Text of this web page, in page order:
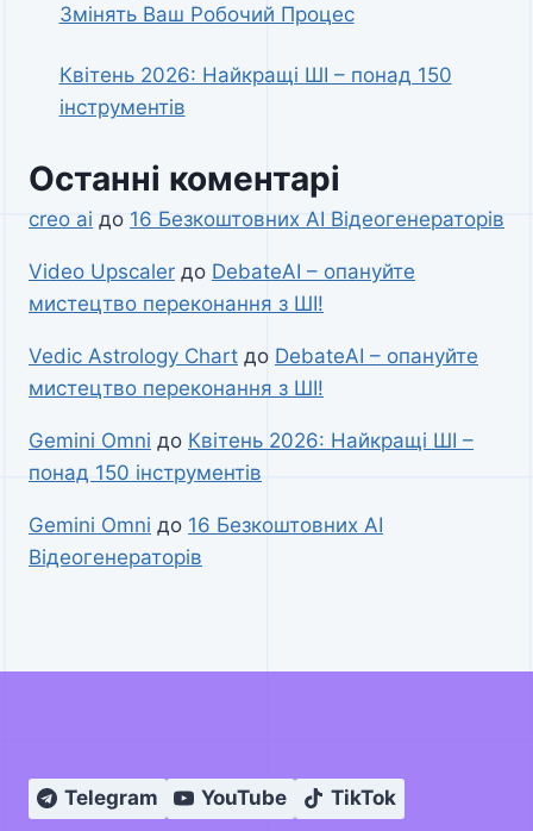
Змінять Ваш Робочий Процес
Квітень 2026: Найкращі ШІ – понад 150
інструментів
Останні коментарі
creo ai до 16 Безкоштовних AI Відеогенераторів
Video Upscaler до DebateAI – опануйте
мистецтво переконання з ШІ!
Vedic Astrology Chart до DebateAI – опануйте
мистецтво переконання з ШІ!
Gemini Omni до Квітень 2026: Найкращі ШІ –
понад 150 інструментів
Gemini Omni до 16 Безкоштовних AI
Відеогенераторів
Telegram YouTube TikTok